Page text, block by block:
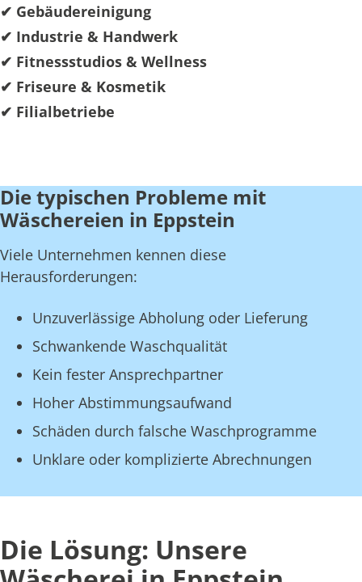
✔ Gebäudereinigung
✔ Industrie & Handwerk
✔ Fitnessstudios & Wellness
✔ Friseure & Kosmetik
✔ Filialbetriebe
Die typischen Probleme mit
Wäschereien in Eppstein
Viele Unternehmen kennen diese
Herausforderungen:
Unzuverlässige Abholung oder Lieferung
Schwankende Waschqualität
Kein fester Ansprechpartner
Hoher Abstimmungsaufwand
Schäden durch falsche Waschprogramme
Unklare oder komplizierte Abrechnungen
Die Lösung: Unsere